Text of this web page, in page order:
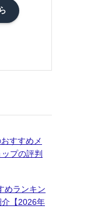
すすめメ
プの評判
めランキン
【2026年